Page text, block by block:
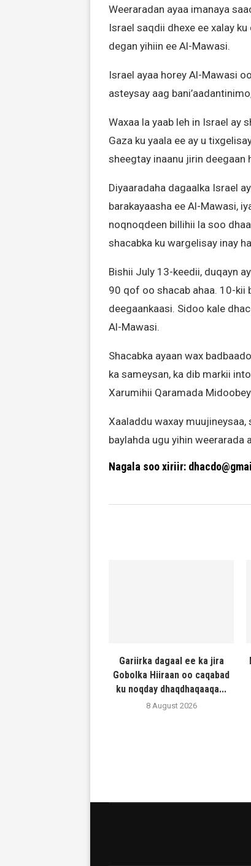
Weeraradan ayaa imanaya
Israel saqdii dhexe ee xalay
degan yihiin ee Al-Mawasi.
Israel ayaa horey Al-Mawasi
asteysay aag
Waxaa la yaab leh in Israel ay
Gaza ku yaala ee ay u
sheegtay inaanu jirin deegaan
Diyaaradaha dagaalka Israel
barakayaasha ee Al-Mawasi,
noqnoqdeen billihii la soo
shacabka ku wargelisay inay
Bishii July 13-keedii, duqayn
90 qof oo shacab ahaa. 10-kii
deegaankaasi. Sidoo kale
Al-Mawasi.
Shacabka ayaan wax
ka sameysan, ka dib markii
Xarumihii Qaramada
Xaaladdu waxay
baylahda ugu yihin weerarada
Nagala soo xiriir:
Gariirka dagaal ee ka jira
Gobolka Hiiraan oo caqabad
ku noqday dhaqdhaqaaqa...
8 August 2026